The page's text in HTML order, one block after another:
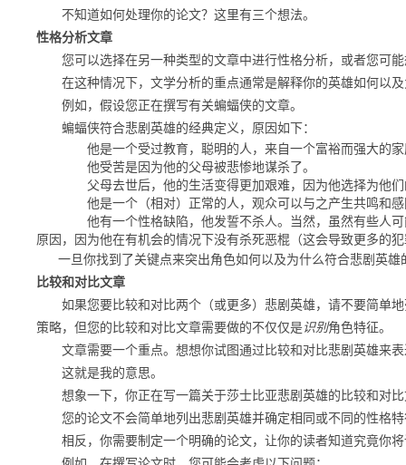
不知道如何处理你的论文？ 这里有三个想法。
性格分析文章
您可以选择在另一种类型的文章中进行性格分析，或者您可能
在这种情况下，文学分析的重点通常是解释你的英雄如何以
例如，假设您正在撰写有关蝙蝠侠的文章。
蝙蝠侠符合悲剧英雄的经典定义，原因如下：
他是一个受过教育，聪明的人，来自一个富裕而强大的家
他受苦是因为他的父母被悲惨地谋杀了。
父母去世后，他的生活变得更加艰难，因为他选择为他们
他是一个（相对）正常的人，观众可以与之产生共鸣和感
他有一个性格缺陷，他发誓不杀人。
当然，虽然有些人
原因，因为他在有机会的情况下没有杀死恶棍（这会导致更多的
一旦你找到了关键点来突出角色如何以及为什么符合悲剧英雄
比较和对比文章
如果您要比较和对比两个（或更多）悲剧英雄，请不要简单地
策略，但您的比较和对比文章需要做的不仅仅是识别角色特征。
文章需要一个重点。想想你试图通过比较和对比悲剧英雄来表
这就是我的意思。
想象一下，你正在写一篇关于莎士比亚悲剧英雄的比较和对比
您的论文不会简单地列出悲剧英雄并确定相同或不同的性格特
相反，你需要制定一个明确的论文，让你的读者知道究竟你将